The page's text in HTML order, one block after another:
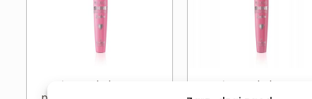
Błyszczyk do ust z
Błyszczyk do ust z